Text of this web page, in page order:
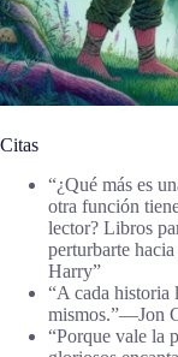
Citas
“¿Qué más es
otra función
lector? Libros
perturbarte
Harry”
“A cada historia
mismos.”―Jon
“Porque vale la